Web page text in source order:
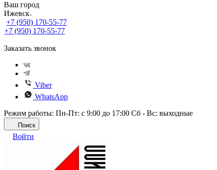
Ваш город
Ижевск
+7 (950) 170-55-77
+7 (950) 170-55-77
Заказать звонок
Viber
WhatsApp
Режим работы: Пн-Пт: с 9:00 до 17:00 Сб - Вс: выходные
Поиск
Войти